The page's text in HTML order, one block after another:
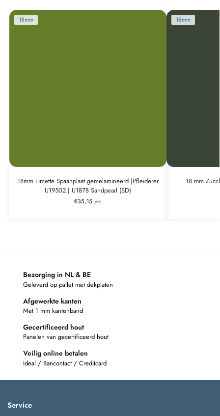
18mm
18mm Limette Spaanplaat gemelamineerd |Pfleiderer
U19502 | U1878 Sandpearl (SD)
€35,15 /m²
18mm
18 mm
Bezorging in NL & BE
Geleverd op pallet met dekplaten
Afgewerkte kanten
Met 1 mm kantenband
Gecertificeerd hout
Panelen van gecertificeerd hout
Veilig online betalen
Ideal / Bancontact / Creditcard
Service